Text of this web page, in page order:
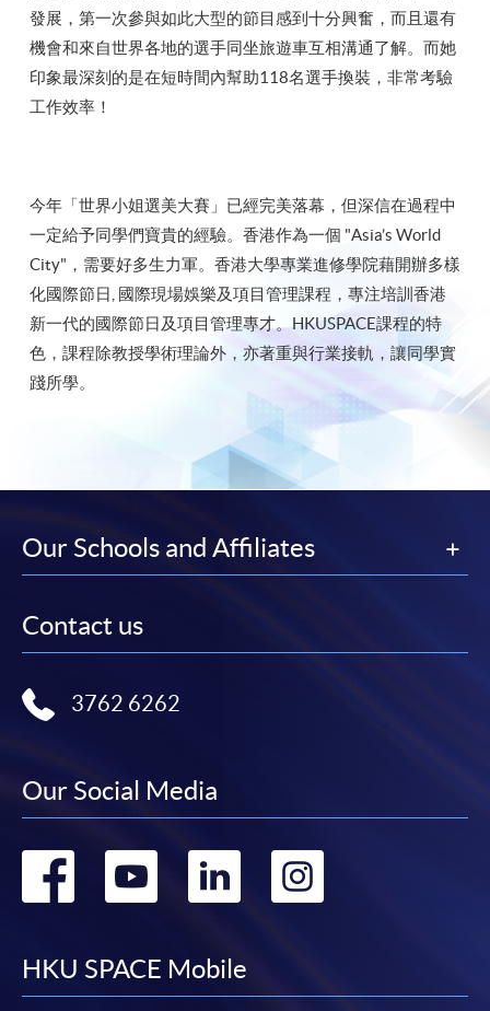
發展，第一次參與如此大型的節目感到十分興奮，而且還有
機會和來自世界各地的選手同坐旅遊車互相溝通了解。而她
印象最深刻的是在短時間內幫助118名選手換裝，非常考驗
工作效率！
今年「世界小姐選美大賽」已經完美落幕，但深信在過程中
一定給予同學們寶貴的經驗。香港作為一個 "Asia’s World
City"，需要好多生力軍。香港大學專業進修學院藉開辦多樣
化國際節日, 國際現場娛樂及項目管理課程，專注培訓香港
新一代的國際節日及項目管理專才。HKUSPACE課程的特
色，課程除教授學術理論外，亦著重與行業接軌，讓同學實
踐所學。
Our Schools and Affiliates
Contact us
3762 6262
Our Social Media
Go
facebook
Go
youtube
Go
linkedin
HKU SPACE Mobile